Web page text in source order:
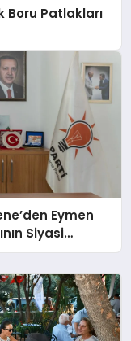
Boru Patlakları
Eymen
Siyasi